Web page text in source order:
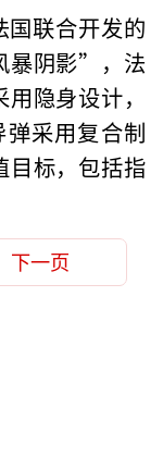
联合开发的
暴阴影”，法
隐身设计，
采用复合制
目标，包括指
下一页